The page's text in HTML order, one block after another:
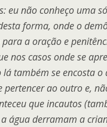
eu não conheço uma
forma, onde o
a oração e
nos casos onde se
também se encosta o
pertencer ao outro e,
que incautos
água derramam a